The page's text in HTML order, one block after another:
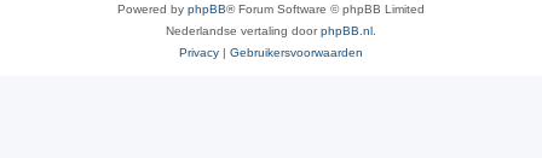
Powered by phpBB® Forum Software © phpBB Limited
Nederlandse vertaling doorphpBB.nl
Privacy | Gebruikersvoorwaarden